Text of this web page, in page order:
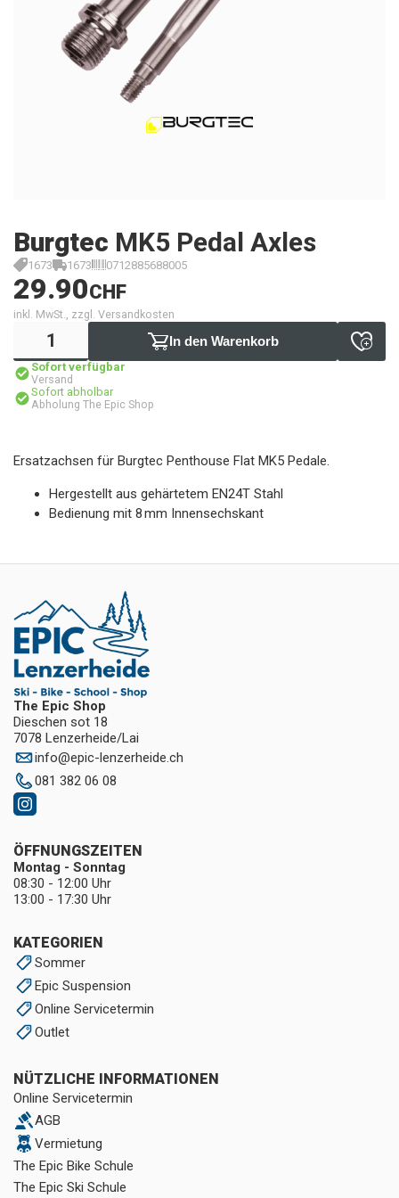
Burgtec MK5 Pedal Axles
1673 1673 0712885688005
29.90CHF
inkl. MwSt., zzgl. Versandkosten
In den Warenkorb
Sofort verfügbar
Versand
Sofort abholbar
Abholung The Epic Shop
Ersatzachsen für Burgtec Penthouse Flat MK5 Pedale.
Hergestellt aus gehärtetem EN24T Stahl
Bedienung mit 8 mm Innensechskant
The Epic Shop
Dieschen sot 18
7078 Lenzerheide/Lai
info@epic-lenzerheide.ch
081 382 06 08
KATEGORIEN
Sommer
Epic Suspension
Online Servicetermin
Outlet
NÜTZLICHE INFORMATIONEN
Online Servicetermin
AGB
Vermietung
The Epic Bike Schule
The Epic Ski Schule
ÖFFNUNGSZEITEN
Montag - Sonntag
08:30 - 12:00 Uhr
13:00 - 17:30 Uhr